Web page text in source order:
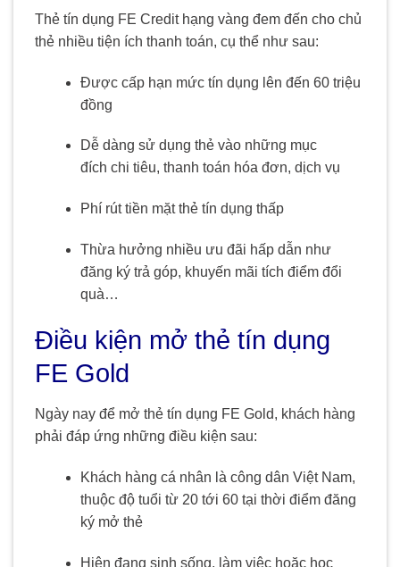
Thẻ tín dụng FE Credit hạng vàng đem đến cho chủ
thẻ nhiều tiện ích thanh toán, cụ thể như sau:
Được cấp hạn mức tín dụng lên đến 60 triệu
đồng
Dễ dàng sử dụng thẻ vào những mục
đích chi tiêu, thanh toán hóa đơn, dịch vụ
Phí rút tiền mặt thẻ tín dụng thấp
Thừa hưởng nhiều ưu đãi hấp dẫn như
đăng ký trả góp, khuyến mãi tích điểm đổi
quà…
Điều kiện mở thẻ tín dụng
FE Gold
Ngày nay để mở thẻ tín dụng FE Gold, khách hàng
phải đáp ứng những điều kiện sau:
Khách hàng cá nhân là công dân Việt Nam,
thuộc độ tuổi từ 20 tới 60 tại thời điểm đăng
ký mở thẻ
Hiện đang sinh sống, làm việc hoặc học